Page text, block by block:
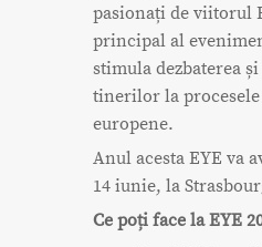
pasionați de viitorul
principal al
stimula dezbaterea
tinerilor la
europene.
Anul acesta EYE va
14 iunie, la
Ce poți face la EYE